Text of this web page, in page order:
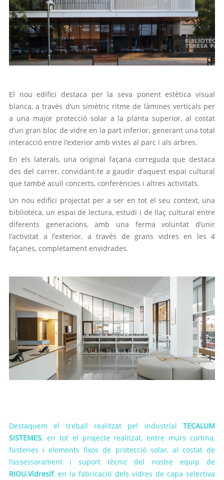
El nou edifici destaca per la seva ponent estètica visual
blanca, a través d’un simètric ritme de làmines verticals per
a una major protecció solar a la planta superior, al costat
d’un gran bloc de vidre en la part inferior, generant una total
interacció entre l’exterior amb vistes al parc i als arbres.
En els laterals, una original façana correguda que destaca
des del carrer, convidant-te a gaudir d’aquest espai cultural
que també acull concerts, conferències i altres activitats.
Un nou edifici projectat per a ser en tot el seu context, una
biblioteca, un espai de lectura, estudi i de llaç cultural entre
diferents generacions, amb una ferma voluntat d’unir
l’activitat a l’exterior, a través de grans vidres en les 4
façanes, completament envidrades.
Destaquem el treball realitzat pel industrial TECALUM
SISTEMES, en tot el projecte realitzat, entre murs cortina,
fusteries i elements fixos de protecció solar, al costat de
l’assessorament i suport tècnic del nostre equip de
RIOU.Vidresif, en la fabricació dels vidres de capa selectiva